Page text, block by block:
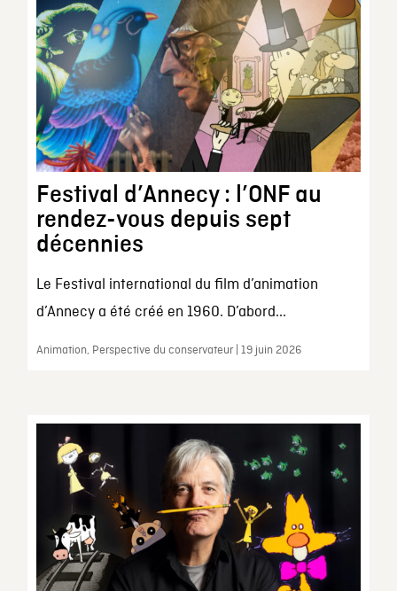
Festival d’Annecy : l’ONF au
rendez-vous depuis sept
décennies
Le Festival international du film d’animation
d’Annecy a été créé en 1960. D’abord...
Animation, Perspective du conservateur | 19 juin 2026